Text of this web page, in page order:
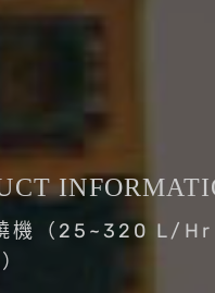
機（25~320 L/Hr